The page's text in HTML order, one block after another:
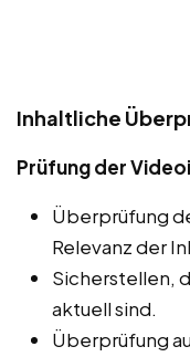
Inhaltliche
Prüfung der
Überprüfung
Relevanz der
Sicherstellen,
aktuell sind.
Überprüfung